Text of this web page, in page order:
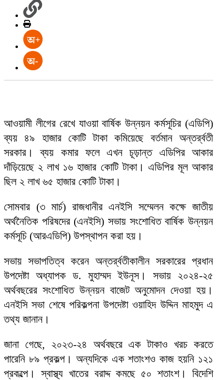
আওয়ামী লীগের রেখে যাওয়া বার্ষিক উন্নয়ন কর্মসূচির (এডিপি)
ব্যয় ৪৯ হাজার কোটি টাকা কমিয়েছে বর্তমান অন্তর্র্বতী
সরকার। ব্যয় কমার ফলে এখন চূড়ান্ত এডিপির আকার
দাঁড়িয়েছে ২ লাখ ১৬ হাজার কোটি টাকা। এডিপির মূল আকার
ছিল ২ লাখ ৬৫ হাজার কোটি টাকা।
সোমবার (৩ মার্চ) রাজধানীর এনইসি সম্মেলন কক্ষে জাতীয়
অর্থনৈতিক পরিষদের (এনইসি) সভায় সংশোধিত বার্ষিক উন্নয়ন
কর্মসূচি (আরএডিপি) উপস্থাপন করা হয়।
সভায় সভাপতিত্ব করেন অন্তর্র্বতীকালীন সরকারের প্রধান
উপদেষ্টা অধ্যাপক ড. মুহাম্মদ ইউনূস। সভায় ২০২৪-২৫
অর্থবছরের সংশোধিত উন্নয়ন বাজেট অনুমোদন দেওয়া হয়।
এনইসি সভা শেষে পরিকল্পনা উপদেষ্টা ওয়াহিদ উদ্দিন মাহমুদ এ
তথ্য জানান।
জানা গেছে, ২০২৩-২৪ অর্থবছরে এক টাকাও খরচ করতে
পারেনি ৮৯ প্রকল্প। অন্যদিকে এক শতাংশও কাজ হয়নি ১২১
প্রকল্পে। স্বাস্থ্য খাতের বরাদ্দ কমছে ৫০ শতাংশ। বিদেশি